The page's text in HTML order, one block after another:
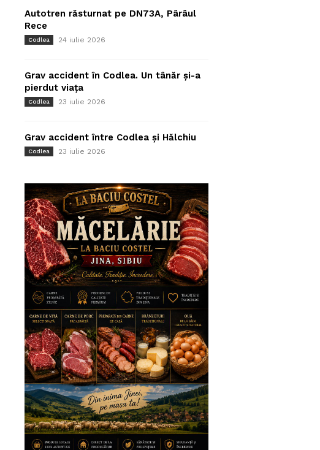
Autotren răsturnat pe DN73A, Pârâul
Rece
Codlea 24 iulie 2026
Grav accident în Codlea. Un tânăr și-a
pierdut viața
Codlea 23 iulie 2026
Grav accident între Codlea și Hălchiu
Codlea 23 iulie 2026